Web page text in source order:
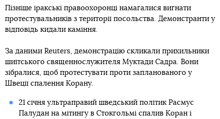
Пізніше іракські правоохоронці намагалися вигнати
протестувальників з території посольства. Демонстранти у
відповідь кидали каміння.
За даними Reuters, демонстрацію скликали прихильники
шиїтського священнослужителя Муктади Садра. Вони
зібралися, щоб протестувати проти запланованого у
Швеції спалення Корану.
21 січня ультраправий шведський політик Расмус
Палудан на мітингу в Стокгольмі спалив Коран і